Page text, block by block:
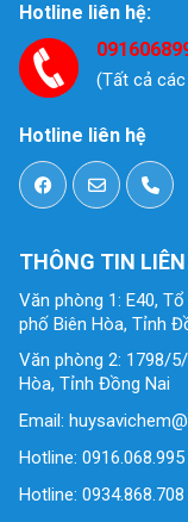
Hotline liên hệ:
(Tất cả
Hotline liên hệ
THÔNG TIN
Văn phòng 1: E40,
phố Biên Hòa, Tỉnh
Văn phòng 2: 1798/
Hòa, Tỉnh Đồng Nai
Email:
Hotline:
Hotline: 0934.868.708